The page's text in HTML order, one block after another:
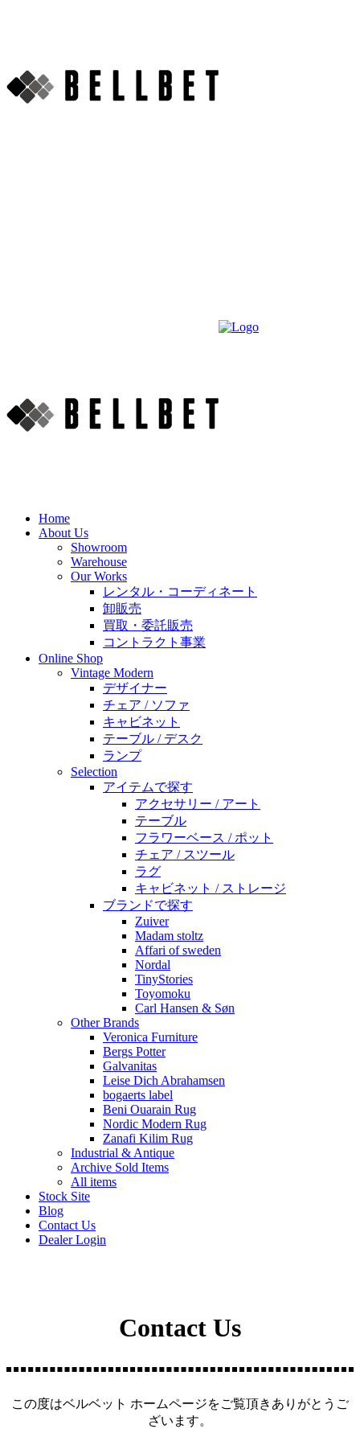
Home
About Us
Showroom
Warehouse
Our Works
レンタル・コーディネート
卸販売
買取・委託販売
コントラクト事業
Online Shop
Vintage Modern
デザイナー
チェア / ソファ
キャビネット
テーブル / デスク
ランプ
Selection
アイテムで探す
アクセサリー / アート
テーブル
フラワーベース / ポット
チェア / スツール
ラグ
キャビネット / ストレージ
ブランドで探す
Zuiver
Madam stoltz
Affari of sweden
Nordal
TinyStories
Toyomoku
Carl Hansen & Søn
Other Brands
Veronica Furniture
Bergs Potter
Galvanitas
Leise Dich Abrahamsen
bogaerts label
Beni Ouarain Rug
Nordic Modern Rug
Zanafi Kilim Rug
Industrial & Antique
Archive Sold Items
All items
Stock Site
Blog
Contact Us
Dealer Login
Contact Us
この度はベルベット ホームページをご覧頂きありがとうご
ざいます。